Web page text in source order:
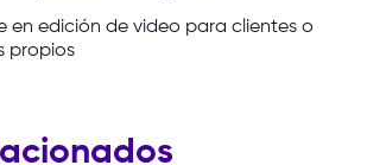
en edición de video para clientes o
propios